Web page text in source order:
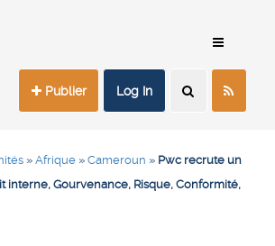
Publier Log In
» Afrique » Cameroun » Pwc recrute un
interne, Gourvenance, Risque, Conformité,